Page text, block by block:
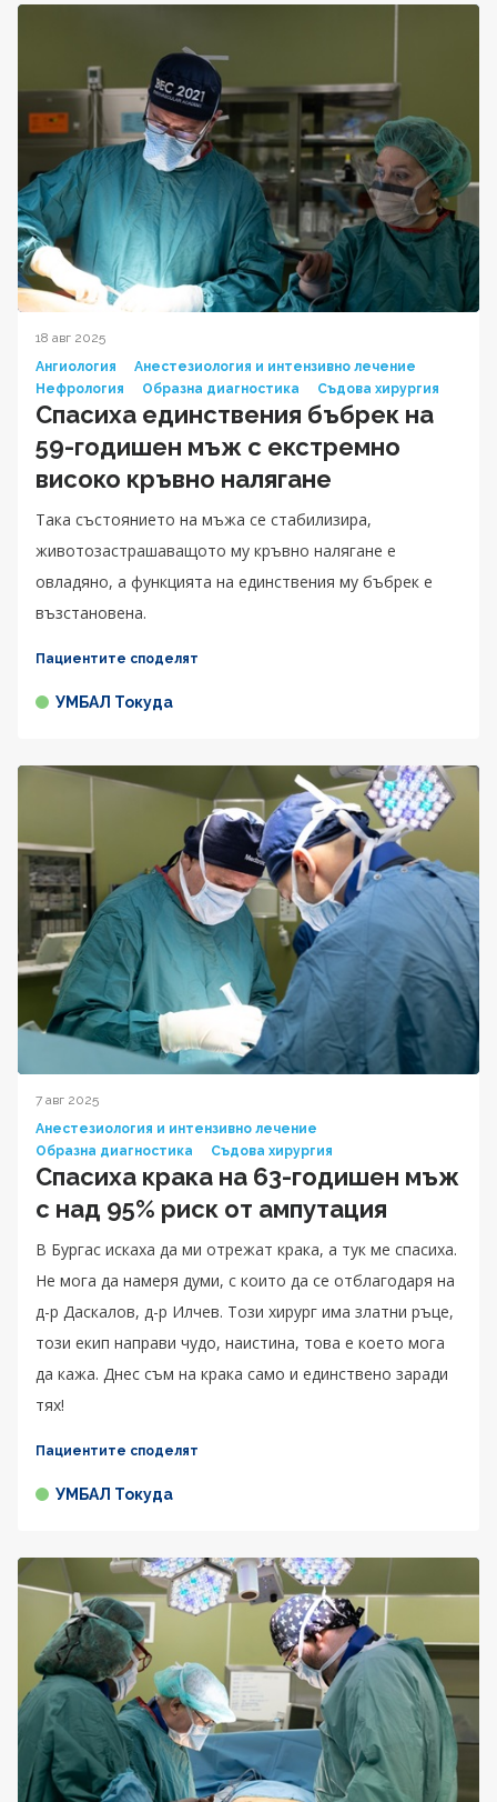
18 авг 2025
Ангиология
Анестезиология и интензивно лечение
Нефрология
Образна диагностика Съдова хирургия
Спасиха единствения бъбрек на
59-годишен мъж с екстремно
високо кръвно налягане
Така състоянието на мъжа се стабилизира,
животозастрашаващото му кръвно налягане е
овладяно, а функцията на единствения му бъбрек е
възстановена.
Пациентите споделят
УМБАЛ Токуда
7 авг 2025
Анестезиология и интензивно лечение
Образна диагностика
Съдова хирургия
Спасиха крака на 63-годишен мъж
с над 95% риск от ампутация
В Бургас искаха да ми отрежат крака, а тук ме спасиха.
Не мога да намеря думи, с които да се отблагодаря на
д-р Даскалов, д-р Илчев. Този хирург има златни ръце,
този екип направи чудо, наистина, това е което мога
да кажа. Днес съм на крака само и единствено заради
тях!
Пациентите споделят
УМБАЛ Токуда